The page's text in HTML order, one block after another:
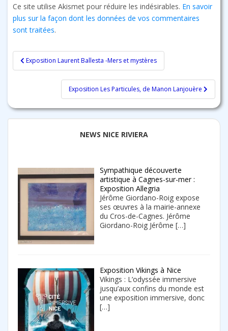
Ce site utilise Akismet pour réduire les indésirables. En savoir
plus sur la façon dont les données de vos commentaires
sont traitées.
Navigation
de
Exposition Laurent Ballesta -Mers et mystères
Exposition Les Particules, de Manon Lanjouère
NEWS NICE RIVIERA
Sympathique découverte
artistique à Cagnes-sur-mer :
Exposition Allegria
Jérôme Giordano-Roig expose
ses œuvres à la mairie-annexe
du Cros-de-Cagnes. Jérôme
Giordano-Roig Jérôme […]
Exposition Vikings à Nice
Vikings : L’odyssée immersive
jusqu’aux confins du monde est
une exposition immersive, donc
[…]